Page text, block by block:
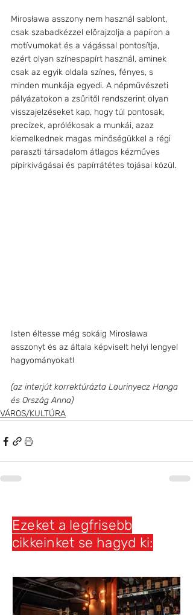
Mirosława asszony nem használ sablont,
csak szabadkézzel előrajzolja a papíron a
motívumokat és a vágással pontosítja,
ezért olyan színespapírt használ, aminek
csak az egyik oldala színes, fényes, s
minden munkája egyedi. A népművészeti
pályázatokon a zsűritől rendszerint olyan
visszajelzéseket kap, hogy túl pontosak,
precízek, aprólékosak a munkái, azaz
kiemelkednek magas minőségükkel a régi
paraszti társadalom átlagos kézműves
pípírkivágásai és papírrátétes tojásai közül.
Isten éltesse még sokáig Mirosława
asszonyt és az általa képviselt helyi lengyel
hagyományokat!
(az interjút korrektúrázta Laurinyecz Hanga
és Ország Anna)
VÁROS/KULTÚRA
Ezeket a legfrisebb
cikkeinket se hagyd ki: